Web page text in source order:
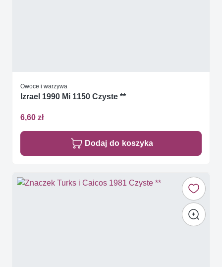
Owoce i warzywa
Izrael 1990 Mi 1150 Czyste **
6,60 zł
Dodaj do koszyka